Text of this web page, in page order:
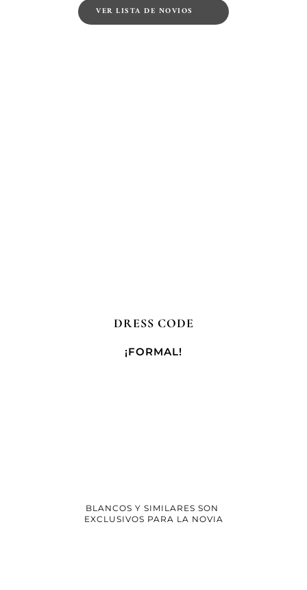
VER LISTA DE NOVIOS
DRESS CODE
¡FORMAL!
BLANCOS Y SIMILARES SON
EXCLUSIVOS PARA LA NOVIA